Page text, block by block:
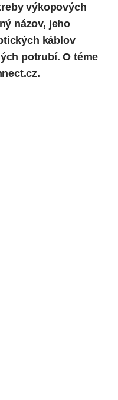
výkopových
názov, jeho
káblov
potrubí. O téme
.